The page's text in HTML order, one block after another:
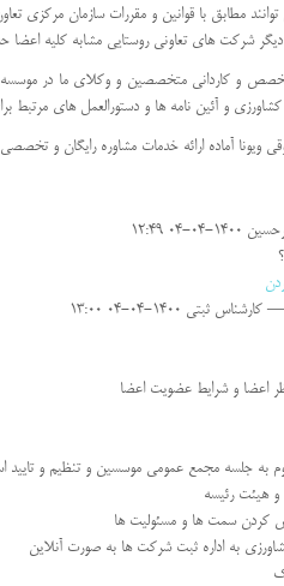
مطابق با قوانین و مقررات سازمان مرکزی
شرکت های تعاونی روستایی مشابه کلیه
و کاردانی متخصصین و وکلای ما در موسسه
و آئین نامه ها و دستورالعمل های مرتبط
ویونا آماده ارائه خدمات مشاوره رایگان و
1400-04-04 12:49
کارشناس ثبتی 1400-04-04 13:00
اعضا و شرایط عضویت اعضا
جلسه مجمع عمومی موسسین و تنظیم و تایید
و هیئت رئیسه
کردن سمت ها و مسئولیت ها
به اداره ثبت شرکت ها به صورت آنلاین